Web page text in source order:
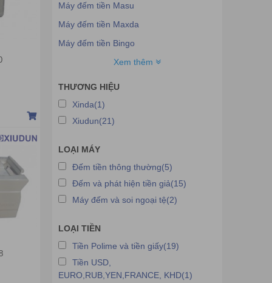
Máy đếm tiền Masu
Máy đếm tiền Maxda
Máy đếm tiền Bingo
Máy đếm tiền Fengzin
Máy đếm tiền Hofa
Máy đếm tiền Glory
Máy đếm tiền Cashta
Máy đếm tiền Jingrui
Xem thêm
THƯƠNG HIỆU
Xinda(1)
Xiudun(21)
LOẠI MÁY
Đếm tiền thông thường(5)
Đếm và phát hiện tiền giả(15)
Máy đếm và soi ngoại tệ(2)
LOẠI TIỀN
Tiền Polime và tiền giấy(19)
Tiền USD,
EURO,RUB,YEN,FRANCE, KHD(1)